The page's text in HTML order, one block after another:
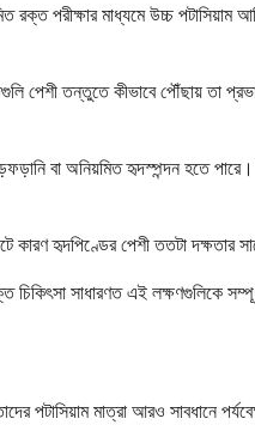
রক্ত ​​পরীক্ষার মাধ্যমে উচ্চ
পেশী তন্তুতে কীভাবে পৌঁছায় তা
বা অনিয়মিত হৃদস্পন্দন হতে
হৃদপিণ্ডের পেশী ততটা দক্ষতার
চিকিৎসা সাধারণত এই লক্ষণগুলিকে
মাত্রা আরও সাবধানে